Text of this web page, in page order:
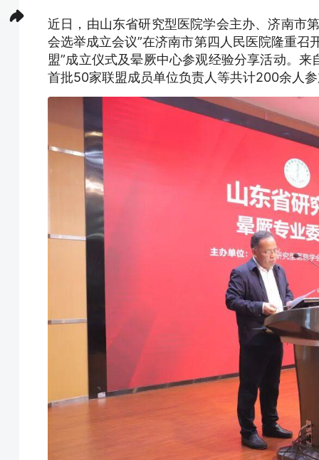
近日，由山东省研究型医院学会主办、济南市
会选举成立会议”在济南市第四人民医院隆重召
盟”成立仪式及晕厥中心参观经验分享活动。
首批50家联盟成员单位负责人等共计200余人